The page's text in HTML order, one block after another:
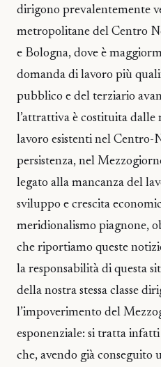
dirigono prevalentemente
metropolitane del Centro
e Bologna, dove è
domanda di lavoro più
pubblico e del terziario
l’attrattiva è costituita
lavoro esistenti nel Centro-
persistenza, nel
legato alla mancanza del
sviluppo e crescita
meridionalismo piagnone,
che riportiamo queste
la responsabilità di questa
della nostra stessa classe
l’impoverimento del
esponenziale: si tratta
che, avendo già conseguito